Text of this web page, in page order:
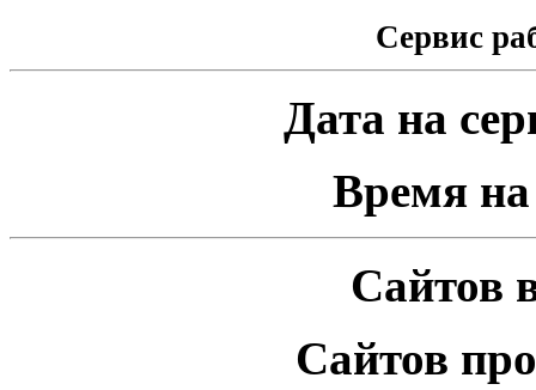
Сервис
Дата на
Время на
Сайтов
Сайтов